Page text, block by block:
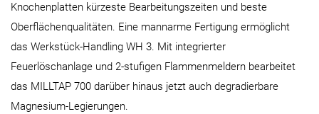
Knochenplatten kürzeste Bearbeitungszeiten und beste
Oberflächen­qualitäten. Eine mannarme Fertigung ermöglicht
das Werkstück-Handling WH 3. Mit integrierter
Feuerlöschanlage und 2-stufigen Flammenmeldern bearbeitet
das MILLTAP 700 darüber hinaus jetzt auch degradierbare
Magnesium-Legierungen.